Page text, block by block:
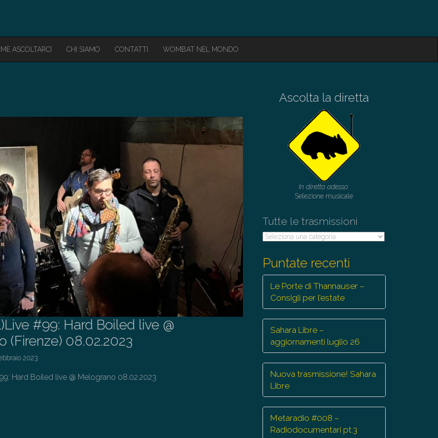
ASCOLTARCI CHI SIAMO CONTATTI WOMBAT NEL MONDO
#99: Hard Boiled live @
(Firenze) 08.02.2023
2023
Hard Boiled live @ Melograno 08.02.2023
Ascolta la diretta
In diretta adesso:
Selezione musicale
Tutte le trasmissioni
Tutte
Puntate recenti
Le Porte di Thannauser –
Consigli per l’estate
Sahara Libre –
aggiornamenti luglio 26
Nuova trasmissione! Sahara
Libre
Metaradio #008 –
Radiodocumentari pt.3